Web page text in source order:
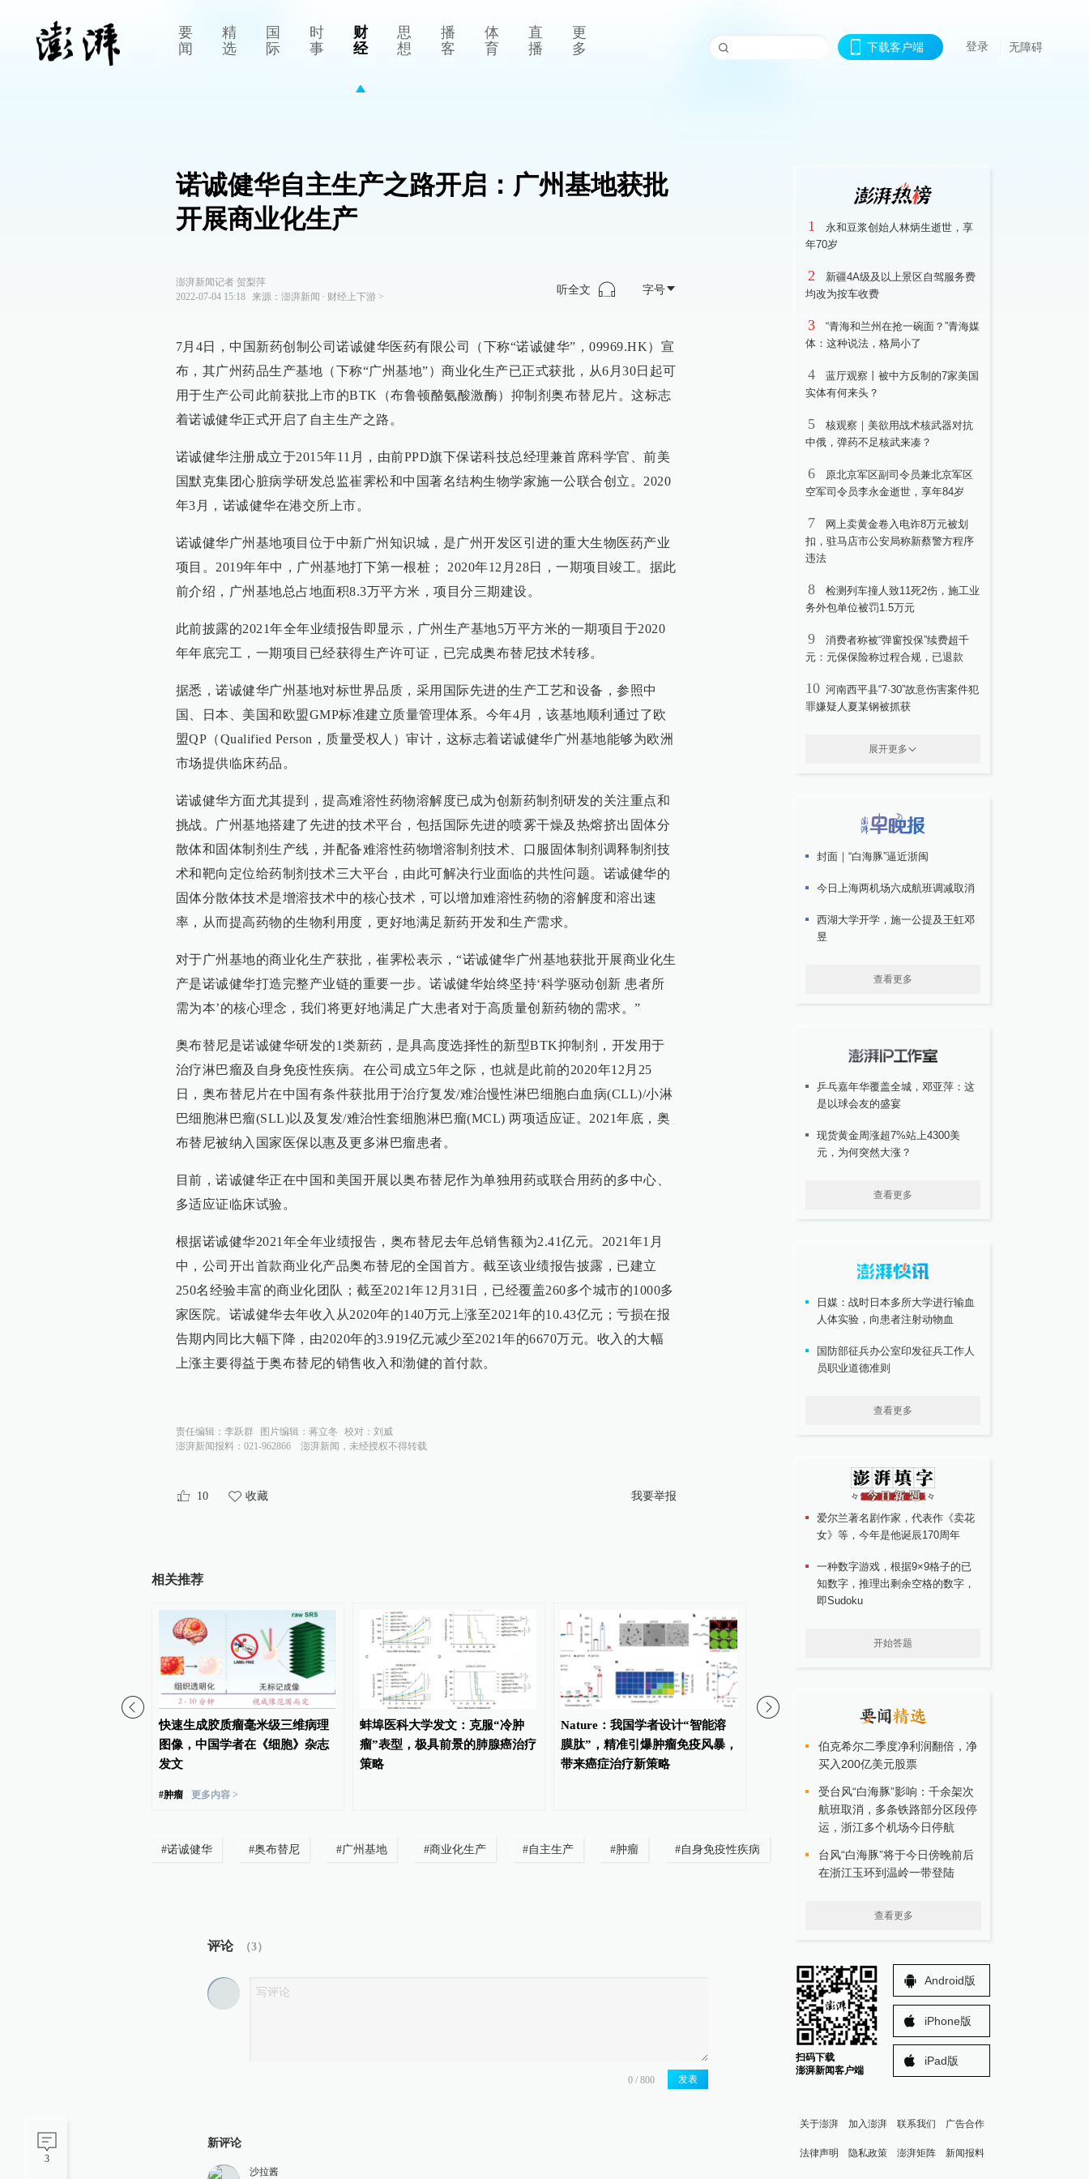
要
闻
精
选
国
际
时
事
财
经
思
想
播
客
体
育
直
播
更
多
下载客户端 登录 无障碍
3
诺诚健华自主生产之路开启：广州基地获批
开展商业化生产
澎湃新闻记者 贺梨萍
2022-07-04 15:18
来源： 澎湃新闻 ∙ 财经上下游>
听全文 字号
7月4日，中国新药创制公司诺诚健华医药有限公司（下称“诺诚健华”，09969.HK）宣
布，其广州药品生产基地（下称“广州基地”）商业化生产已正式获批，从6月30日起可
用于生产公司此前获批上市的BTK（布鲁顿酪氨酸激酶）抑制剂奥布替尼片。这标志
着诺诚健华正式开启了自主生产之路。
诺诚健华注册成立于2015年11月，由前PPD旗下保诺科技总经理兼首席科学官、前美
国默克集团心脏病学研发总监崔霁松和中国著名结构生物学家施一公联合创立。2020
年3月，诺诚健华在港交所上市。
诺诚健华广州基地项目位于中新广州知识城，是广州开发区引进的重大生物医药产业
项目。2019年年中，广州基地打下第一根桩； 2020年12月28日，一期项目竣工。据此
前介绍，广州基地总占地面积8.3万平方米，项目分三期建设。
此前披露的2021年全年业绩报告即显示，广州生产基地5万平方米的一期项目于2020
年年底完工，一期项目已经获得生产许可证，已完成奥布替尼技术转移。
据悉，诺诚健华广州基地对标世界品质，采用国际先进的生产工艺和设备，参照中
国、日本、美国和欧盟GMP标准建立质量管理体系。今年4月，该基地顺利通过了欧
盟QP（Qualified Person，质量受权人）审计，这标志着诺诚健华广州基地能够为欧洲
市场提供临床药品。
诺诚健华方面尤其提到，提高难溶性药物溶解度已成为创新药制剂研发的关注重点和
挑战。广州基地搭建了先进的技术平台，包括国际先进的喷雾干燥及热熔挤出固体分
散体和固体制剂生产线，并配备难溶性药物增溶制剂技术、口服固体制剂调释制剂技
术和靶向定位给药制剂技术三大平台，由此可解决行业面临的共性问题。诺诚健华的
固体分散体技术是增溶技术中的核心技术，可以增加难溶性药物的溶解度和溶出速
率，从而提高药物的生物利用度，更好地满足新药开发和生产需求。
对于广州基地的商业化生产获批，崔霁松表示，“诺诚健华广州基地获批开展商业化生
产是诺诚健华打造完整产业链的重要一步。诺诚健华始终坚持‘科学驱动创新 患者所
需为本’的核心理念，我们将更好地满足广大患者对于高质量创新药物的需求。”
奥布替尼是诺诚健华研发的1类新药，是具高度选择性的新型BTK抑制剂，开发用于
治疗淋巴瘤及自身免疫性疾病。在公司成立5年之际，也就是此前的2020年12月25
日，奥布替尼片在中国有条件获批用于治疗复发/难治慢性淋巴细胞白血病(CLL)/小淋
巴细胞淋巴瘤(SLL)以及复发/难治性套细胞淋巴瘤(MCL) 两项适应证。2021年底，奥
布替尼被纳入国家医保以惠及更多淋巴瘤患者。
目前，诺诚健华正在中国和美国开展以奥布替尼作为单独用药或联合用药的多中心、
多适应证临床试验。
根据诺诚健华2021年全年业绩报告，奥布替尼去年总销售额为2.41亿元。2021年1月
中，公司开出首款商业化产品奥布替尼的全国首方。截至该业绩报告披露，已建立
250名经验丰富的商业化团队；截至2021年12月31日，已经覆盖260多个城市的1000多
家医院。诺诚健华去年收入从2020年的140万元上涨至2021年的10.43亿元；亏损在报
告期内同比大幅下降，由2020年的3.919亿元减少至2021年的6670万元。收入的大幅
上涨主要得益于奥布替尼的销售收入和渤健的首付款。
责任编辑： 李跃群 图片编辑： 蒋立冬 校对： 刘威
澎湃新闻报料：021-962866
澎湃新闻，未经授权不得转载
10 收藏 我要举报
相关推荐
快速生成胶质瘤毫米级三维病理
图像，中国学者在《细胞》杂志
发文
#肿瘤 更多内容 >
蚌埠医科大学发文：克服“冷肿
瘤”表型，极具前景的肺腺癌治疗
策略
Nature：我国学者设计“智能溶
膜肽”，精准引爆肿瘤免疫风暴，
带来癌症治疗新策略
肿瘤合并血脂高，难简单开药！
维病理平台ULTRA，
#诺诚健华 #奥布替尼 #广州基地 #商业化生产 #自主生产 #肿瘤 #自身免疫性疾病
评论 （3）
发表
新评论
沙拉酱
1
永和豆浆创始人林炳生逝世，享
年70岁
2
新疆4A级及以上景区自驾服务费
均改为按车收费
3
“青海和兰州在抢一碗面？”青海媒
体：这种说法，格局小了
4
蓝厅观察丨被中方反制的7家美国
实体有何来头？
5
核观察｜美欲用战术核武器对抗
中俄，弹药不足核武来凑？
6
原北京军区副司令员兼北京军区
空军司令员李永金逝世，享年84岁
7
网上卖黄金卷入电诈8万元被划
扣，驻马店市公安局称新蔡警方程序
违法
8
检测列车撞人致11死2伤，施工业
务外包单位被罚1.5万元
9
消费者称被“弹窗投保”续费超千
元：元保保险称过程合规，已退款
10 河南西平县“7·30”故意伤害案件犯
罪嫌疑人夏某钢被抓获
展开更多
封面｜“白海豚”逼近浙闽
今日上海两机场六成航班调减取消
西湖大学开学，施一公提及王虹邓
昱
查看更多
乒乓嘉年华覆盖全城，邓亚萍：这
是以球会友的盛宴
现货黄金周涨超7%站上4300美
元，为何突然大涨？
查看更多
日媒：战时日本多所大学进行输血
人体实验，向患者注射动物血
国防部征兵办公室印发征兵工作人
员职业道德准则
查看更多
爱尔兰著名剧作家，代表作《卖花
女》等，今年是他诞辰170周年
一种数字游戏，根据9×9格子的已
知数字，推理出剩余空格的数字，
即Sudoku
开始答题
伯克希尔二季度净利润翻倍，净
买入200亿美元股票
受台风“白海豚”影响：千余架次
航班取消，多条铁路部分区段停
运，浙江多个机场今日停航
台风“白海豚”将于今日傍晚前后
在浙江玉环到温岭一带登陆
查看更多
扫码下载
澎湃新闻客户端
Android版
iPhone版
iPad版
关于澎湃 加入澎湃 联系我们 广告合作
法律声明 隐私政策 澎湃矩阵 新闻报料